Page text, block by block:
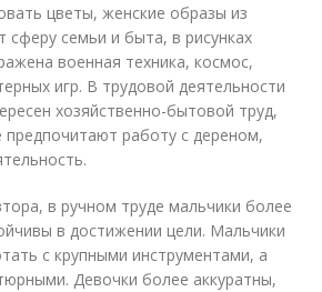
цветы, женские образы из
сферу семьи и быта, в рисунках
военная техника, космос,
игр. В тру­довой деятельности
хозяйственно-бытовой труд,
работу с дереном,
в ручном труде мальчики более
в достижении цели. Мальчики
с крупными инструментами, а
Девочки более аккуратны,